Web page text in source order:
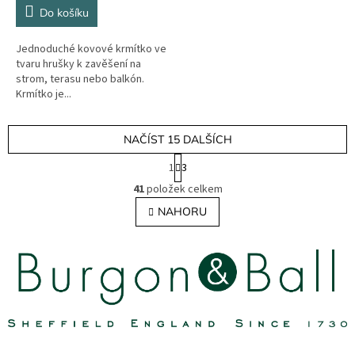
Do košíku
Jednoduché kovové krmítko ve
tvaru hrušky k zavěšení na
strom, terasu nebo balkón.
Krmítko je...
O
v
l
á
c
v
NAČÍST 15 DALŠÍCH
S
t
r
á
n
k
á
1 3
41položek celkem
NAHORU